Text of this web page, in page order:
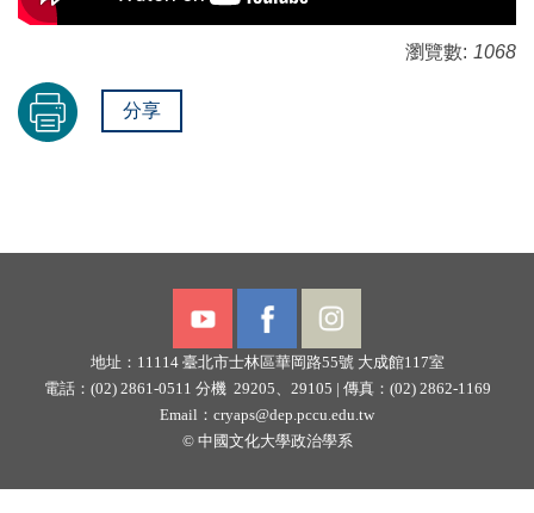
瀏覽數: 1068
分享
地址：11114 臺北市士林區華岡路55號 大成館117室
電話：(02) 2861-0511 分機 29205、29105 | 傳真：(02) 2862-1169
Email： cryaps@dep.pccu.edu.tw
©中國文化大學政治學系